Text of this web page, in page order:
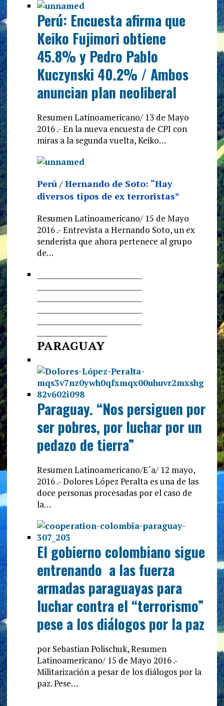
Perú: Encuesta afirma que
Keiko Fujimori obtiene
45.8% y Pedro Pablo
Kuczynski 40.2% / Ambos
anuncian plan neoliberal
Resumen Latinoamericano/ 13 de Mayo
2016 .- En la nueva encuesta de CPI con
miras a la segunda vuelta, Keiko…
Perú / Hernando de Soto: “Hay
diversos tipos de ex terroristas”
Resumen Latinoamericano/ 15 de Mayo
2016 .- Entrevista a Hernando Soto, un ex
senderista que ahora pertenece al grupo
de…
PARAGUAY
Paraguay. “Nos persiguen por
ser pobres, por luchar por un
pedazo de tierra”
Resumen Latinoamericano/E´a/ 12 mayo,
2016 .- Dolores López Peralta es una de las
doce personas procesadas por el caso de
la…
El gobierno colombiano sigue
entrenando a las fuerza
armadas paraguayas para
luchar contra el “terrorismo”
pese a los diálogos por la paz
por Sebastian Polischuk, Resumen
Latinoamericano/ 15 de Mayo 2016 .-
Militarización a pesar de los diálogos por la
paz. Pese…